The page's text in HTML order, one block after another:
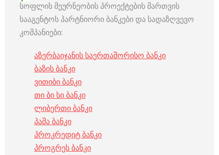
სოფლის მეურნეობის პროექტების მართვის
სააგენტოს პარტნიორი ბანკები და სადაზღვევო
კომპანიები:
აზერბაიჯანის საერთაშორისო ბანკი
ბაზის ბანკი
ვითიბი ბანკი
თი ბი სი ბანკი
ლიბერთი ბანკი
პაშა ბანკი
პროკრედიტ ბანკი
პროგრეს ბანკი